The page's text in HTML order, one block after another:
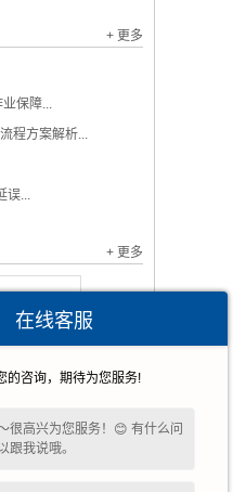
+ 更多
保障...
程方案解析...
误...
+ 更多
在线客服
的咨询，期待为您服务!
很高兴为您服务！😊 有什么问
跟我说哦。